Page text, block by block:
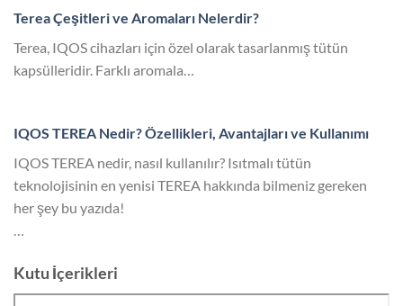
Terea Çeşitleri ve Aromaları Nelerdir?
Terea, IQOS cihazları için özel olarak tasarlanmış tütün
kapsülleridir. Farklı aromala…
IQOS TEREA Nedir? Özellikleri, Avantajları ve Kullanımı
IQOS TEREA nedir, nasıl kullanılır? Isıtmalı tütün
teknolojisinin en yenisi TEREA hakkında bilmeniz gereken
her şey bu yazıda!
…
Kutu İçerikleri